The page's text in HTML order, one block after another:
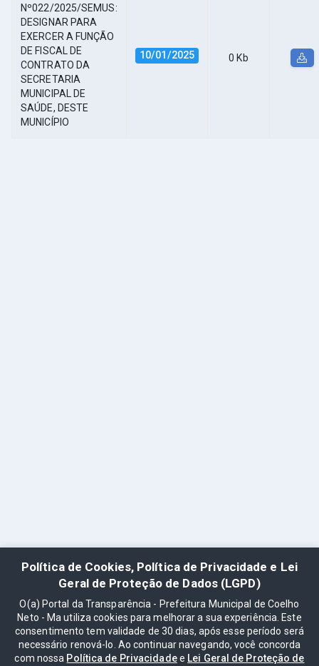
Nº022/2025/SEMUS:
DESIGNAR PARA
EXERCER A FUNÇÃO
DE FISCAL DE
CONTRATO DA
SECRETARIA
MUNICIPAL DE
SAÚDE, DESTE
MUNICÍPIO
10/01/2025 0 Kb
Política de Cookies, Política de Privacidade e Lei
Geral de Proteção de Dados (LGPD)
O(a) Portal da Transparência - Prefeitura Municipal de Coelho
Neto - Ma utiliza cookies para melhorar a sua experiência. Este
consentimento tem validade de 30 dias, após esse período será
necessário renová-lo. Ao continuar navegando, você concorda
com nossa Política de Privacidadee Lei Geral de Proteção de